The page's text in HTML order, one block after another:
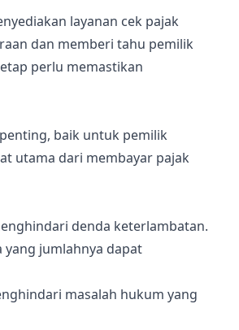
layanan cek pajak
dan memberi tahu pemilik
perlu memastikan
baik untuk pemilik
utama dari membayar pajak
denda keterlambatan.
yang jumlahnya dapat
masalah hukum yang